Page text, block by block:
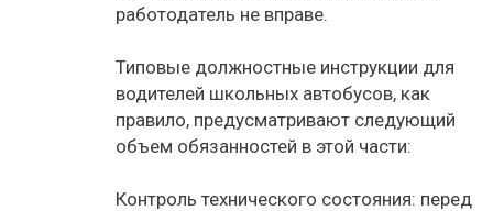
работодатель не вправе.
Типовые должностные инструкции для
водителей школьных автобусов, как
правило, предусматривают следующий
объем обязанностей в этой части:
Контроль технического состояния: перед